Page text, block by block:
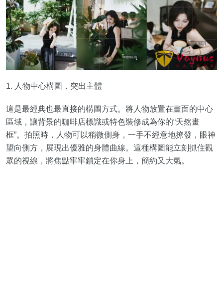
1. 人物中心構圖，突出主體
這是最經典也最直接的構圖方式。將人物放置在畫面的中心
區域，讓背景的咖啡店標識或特色裝修成為你的“天然畫
框”。拍照時，人物可以稍微側身，一手不經意地撩發，眼神
望向側方，展現出優雅的身體曲線。這種構圖能立刻抓住觀
眾的視線，將焦點牢牢鎖定在你身上，簡約又大氣。